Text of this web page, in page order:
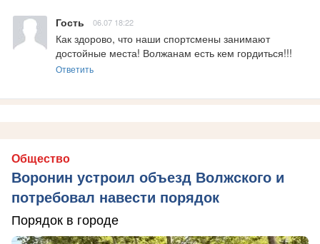
Гость 06.07 18:22
Как здорово, что наши спортсмены занимают
достойные места! Волжанам есть кем гордиться!!!
Ответить
Общество
Воронин устроил объезд Волжского и
потребовал навести порядок
Порядок в городе